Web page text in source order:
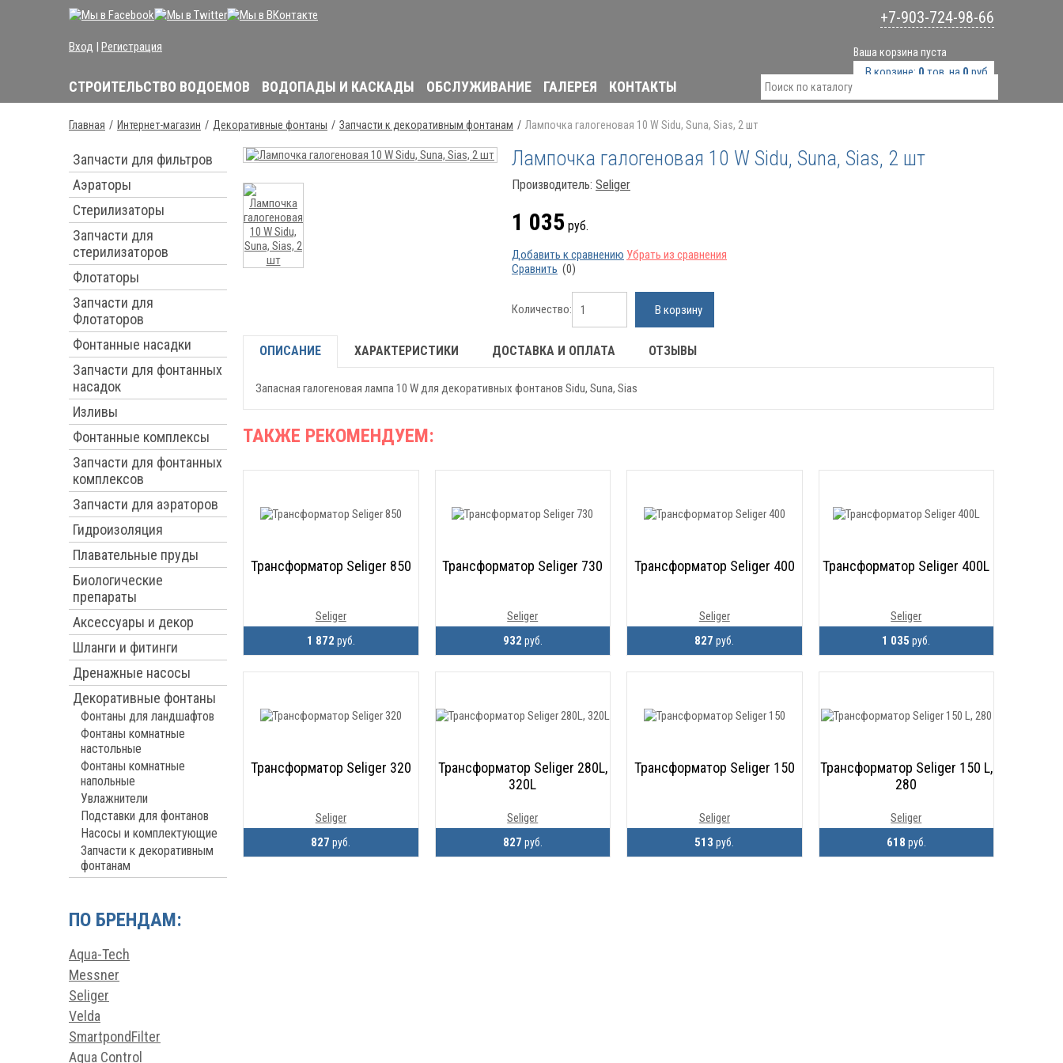
Вход | Регистрация
+7-903-724-98-66
Ваша корзина пуста
В корзине: 0 тов. на 0 руб.
СТРОИТЕЛЬСТВО ВОДОЕМОВ ВОДОПАДЫ И КАСКАДЫ ОБСЛУЖИВАНИЕ ГАЛЕРЕЯ КОНТАКТЫ
Главная Интернет-магазин Декоративные фонтаны Запчасти к декоративным фонтанам Лампочка галогеновая 10 W Sidu, Suna, Sias, 2 шт
Запчасти для фильтров
Аэраторы
Стерилизаторы
Запчасти для
стерилизаторов
Флотаторы
Запчасти для
Флотаторов
Фонтанные насадки
Запчасти для фонтанных
насадок
Изливы
Фонтанные комплексы
Запчасти для фонтанных
комплексов
Запчасти для аэраторов
Гидроизоляция
Плавательные пруды
Биологические
препараты
Аксессуары и декор
Шланги и фитинги
Дренажные насосы
Декоративные фонтаны
Фонтаны для ландшафтов
Фонтаны комнатные
настольные
Фонтаны комнатные
напольные
Увлажнители
Подставки для фонтанов
Насосы и комплектующие
Запчасти к декоративным
фонтанам
ПО БРЕНДАМ:
Aqua-Tech
Messner
Seliger
Velda
SmartpondFilter
Aqua Control
Лампочка галогеновая 10 W Sidu, Suna, Sias, 2 шт
Производитель: Seliger
1 035 руб.
Добавить к сравнению Убрать из сравнения
Сравнить (0)
Количество: В корзину
ОПИСАНИЕ ХАРАКТЕРИСТИКИ ДОСТАВКА И ОПЛАТА ОТЗЫВЫ
Запасная галогеновая лампа 10 W для декоративных фонтанов Sidu, Suna, Sias
ТАКЖЕ РЕКОМЕНДУЕМ:
Трансформатор Seliger 850
Seliger
1 872 руб.
Трансформатор Seliger 730
Seliger
932 руб.
Трансформатор Seliger 400
Seliger
827руб.
Трансформатор Seliger 400L
Seliger
1 035руб.
Трансформатор Seliger 320
Seliger
827руб.
Трансформатор Seliger 280L,
320L
Seliger
827 руб.
Трансформатор Seliger 150
Seliger
513руб.
Трансформатор Seliger 150 L,
280
Seliger
618 руб.